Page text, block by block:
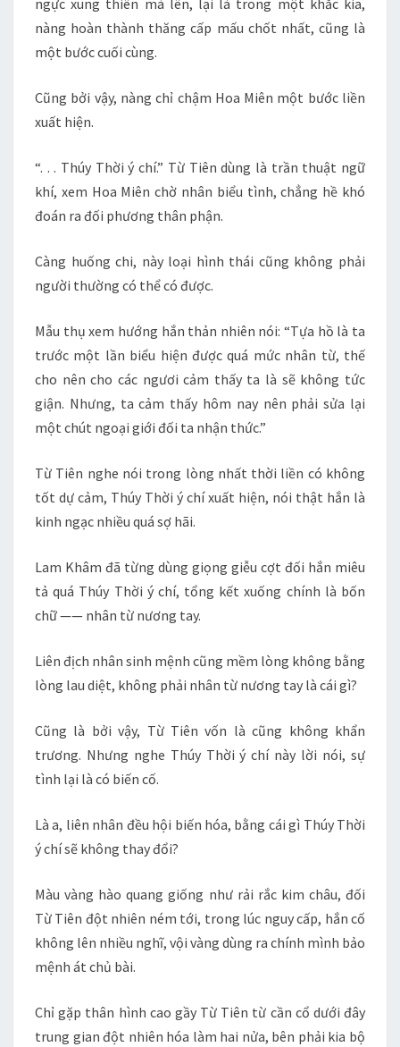
ngực xung thiên mà lên, lại là trong một khắc kia,
nàng hoàn thành thăng cấp mấu chốt nhất, cũng là
một bước cuối cùng.
Cũng bởi vậy, nàng chỉ chậm Hoa Miên một bước liền
xuất hiện.
“. . . Thúy Thời ý chí.” Từ Tiên dùng là trần thuật ngữ
khí, xem Hoa Miên chờ nhân biểu tình, chẳng hề khó
đoán ra đối phương thân phận.
Càng huống chi, này loại hình thái cũng không phải
người thường có thể có được.
Mẫu thụ xem hướng hắn thản nhiên nói: “Tựa hồ là ta
trước một lần biểu hiện được quá mức nhân từ, thế
cho nên cho các ngươi cảm thấy ta là sẽ không tức
giận. Nhưng, ta cảm thấy hôm nay nên phải sửa lại
một chút ngoại giới đối ta nhận thức.”
Từ Tiên nghe nói trong lòng nhất thời liền có không
tốt dự cảm, Thúy Thời ý chí xuất hiện, nói thật hắn là
kinh ngạc nhiều quá sợ hãi.
Lam Khâm đã từng dùng giọng giễu cợt đối hắn miêu
tả quá Thúy Thời ý chí, tổng kết xuống chính là bốn
chữ —— nhân từ nương tay.
Liên địch nhân sinh mệnh cũng mềm lòng không bằng
lòng lau diệt, không phải nhân từ nương tay là cái gì?
Cũng là bởi vậy, Từ Tiên vốn là cũng không khẩn
trương. Nhưng nghe Thúy Thời ý chí này lời nói, sự
tình lại là có biến cố.
Là a, liên nhân đều hội biến hóa, bằng cái gì Thúy Thời
ý chí sẽ không thay đổi?
Màu vàng hào quang giống như rải rắc kim châu, đối
Từ Tiên đột nhiên ném tới, trong lúc nguy cấp, hắn cố
không lên nhiều nghĩ, vội vàng dùng ra chính mình bảo
mệnh át chủ bài.
Chỉ gặp thân hình cao gầy Từ Tiên từ cần cổ dưới đây
trung gian đột nhiên hóa làm hai nửa, bên phải kia bộ